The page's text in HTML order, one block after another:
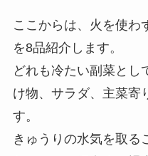
ここからは、火を使わ
を8品紹介します。
どれも冷たい副菜とし
け物、サラダ、主菜寄
す。
きゅうりの水気を取る